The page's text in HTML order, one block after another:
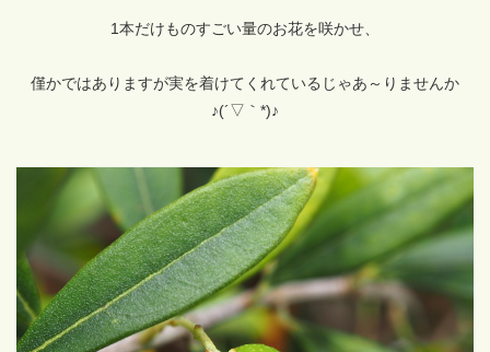
1本だけものすごい量のお花を咲かせ、
僅かではありますが実を着けてくれているじゃあ～りませんか
♪(´▽｀*)♪